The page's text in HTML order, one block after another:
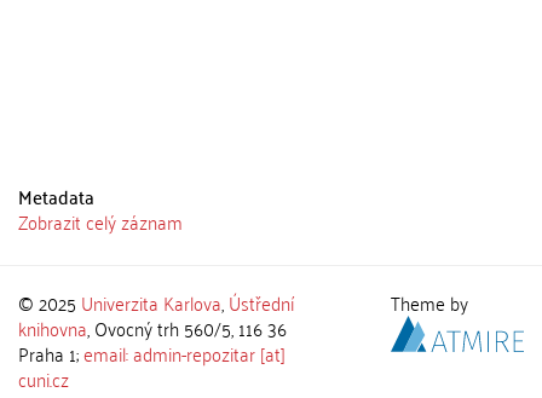
Metadata
Zobrazit celý záznam
© 2025 Univerzita Karlova,Ústřední
knihovna, Ovocný trh 560/5, 116 36
Praha 1;email: admin-repozitar [at]
cuni.cz
Theme by